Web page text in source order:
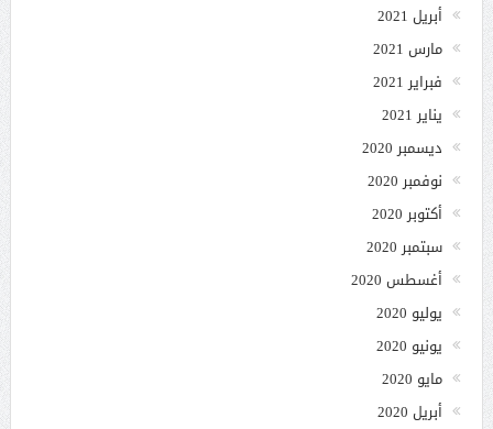
أبريل 2021
مارس 2021
فبراير 2021
يناير 2021
ديسمبر 2020
نوفمبر 2020
أكتوبر 2020
سبتمبر 2020
أغسطس 2020
يوليو 2020
يونيو 2020
مايو 2020
أبريل 2020